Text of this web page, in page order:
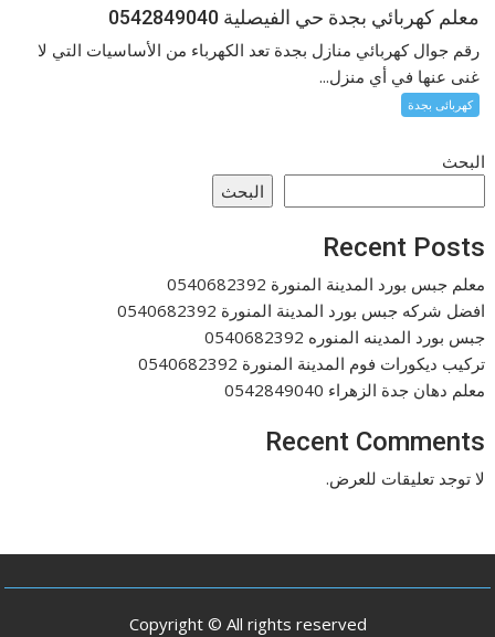
معلم كهربائي بجدة حي الفيصلية 0542849040
رقم جوال كهربائي منازل بجدة تعد الكهرباء من الأساسيات التي لا
غنى عنها في أي منزل...
كهربائى بجدة
البحث
البحث
Recent Posts
معلم جبس بورد المدينة المنورة 0540682392
افضل شركه جبس بورد المدينة المنورة 0540682392
جبس بورد المدينه المنوره 0540682392
تركيب ديكورات فوم المدينة المنورة 0540682392
معلم دهان جدة الزهراء 0542849040
Recent Comments
لا توجد تعليقات للعرض.
Copyright © All rights reserved